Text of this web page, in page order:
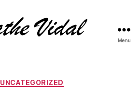
Menu
Catégories
UNCATEGORIZED